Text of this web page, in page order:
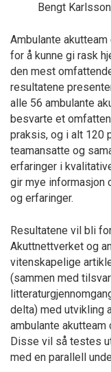
Bengt
Ambulante
for å kunne gi rask
den mest
resultatene
alle 56 ambulante
besvarte et
praksis, og i alt 120
teamansatte og
erfaringer i
gir mye informasjon
og erfaringer.
Resultatene vil bli
Akuttnettverket og
vitenskapelige
(sammen med
delta) med utvikling
ambulante
Disse vil så testes
med en parallell